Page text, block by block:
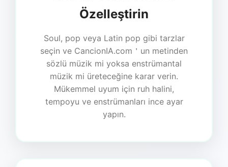
Özelleştirin
Soul, pop veya Latin pop gibi tarzlar
seçin ve CancionIA.com＇un metinden
sözlü müzik mi yoksa enstrümantal
müzik mi üreteceğine karar verin.
Mükemmel uyum için ruh halini,
tempoyu ve enstrümanları ince ayar
yapın.